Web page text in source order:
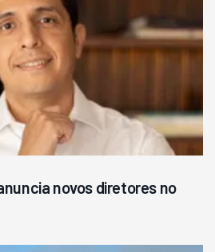
novos diretores no